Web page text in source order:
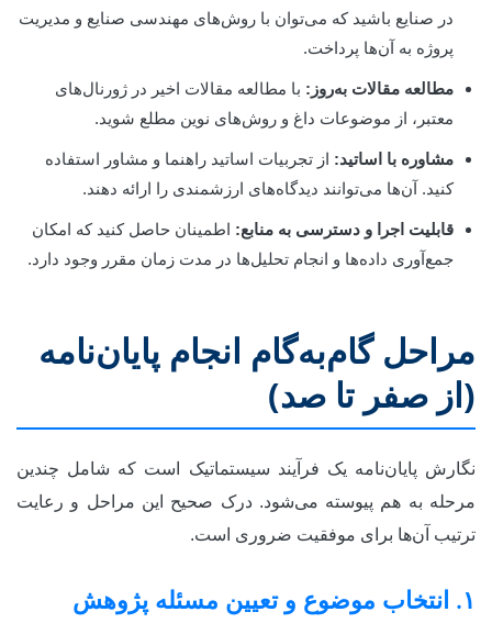
در صنایع باشید که می‌توان با روش‌های مهندسی صنایع و مدیریت
پروژه به آن‌ها پرداخت.
مطالعه مقالات به‌روز: با مطالعه مقالات اخیر در ژورنال‌های
معتبر، از موضوعات داغ و روش‌های نوین مطلع شوید.
مشاوره با اساتید: از تجربیات اساتید راهنما و مشاور استفاده
کنید. آن‌ها می‌توانند دیدگاه‌های ارزشمندی را ارائه دهند.
قابلیت اجرا و دسترسی به منابع: اطمینان حاصل کنید که امکان
جمع‌آوری داده‌ها و انجام تحلیل‌ها در مدت زمان مقرر وجود دارد.
مراحل گام‌به‌گام انجام پایان‌نامه
(از صفر تا صد)
نگارش پایان‌نامه یک فرآیند سیستماتیک است که شامل چندین
مرحله به هم پیوسته می‌شود. درک صحیح این مراحل و رعایت
ترتیب آن‌ها برای موفقیت ضروری است.
۱. انتخاب موضوع و تعیین مسئله پژوهش